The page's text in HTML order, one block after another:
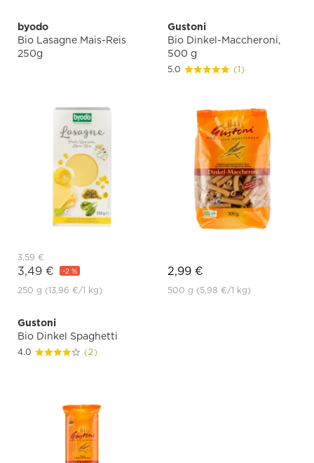
byodo
Bio Lasagne Mais-Reis
250g
3,59 €
3,49 € -2 %
250 g (13,96 €/1 kg)
Gustoni
Bio Dinkel-Maccheroni,
500 g
5.0 (1)
2,99 €
500 g (5,98 €/1 kg)
Gustoni
Bio Dinkel Spaghetti
4.0 (2)